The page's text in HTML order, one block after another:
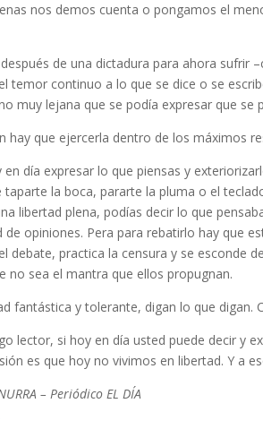
nos demos cuenta o pongamos el
de una dictadura para ahora
temor continuo a lo que se dice o se
muy lejana que se podía expresar que se
hay que ejercerla dentro de los máximos
día expresar lo que piensas y
taparte la boca, pararte la pluma o el
libertad plena, podías decir lo que
de opiniones. Pera para rebatirlo hay que
debate, practica la censura y se esconde
no sea el mantra que ellos propugnan.
fantástica y tolerante, digan lo que digan.
lector, si hoy en día usted puede decir y
es que hoy no vivimos en libertad. Y a
– Periódico EL DÍA